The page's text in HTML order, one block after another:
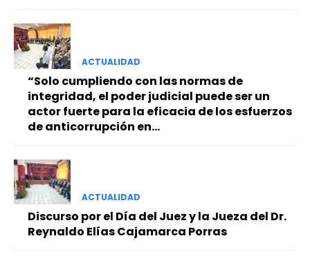
ACTUALIDAD
“Solo cumpliendo con las normas de
integridad, el poder judicial puede ser un
actor fuerte para la eficacia de los esfuerzos
de anticorrupción en...
ACTUALIDAD
Discurso por el Día del Juez y la Jueza del Dr.
Reynaldo Elías Cajamarca Porras